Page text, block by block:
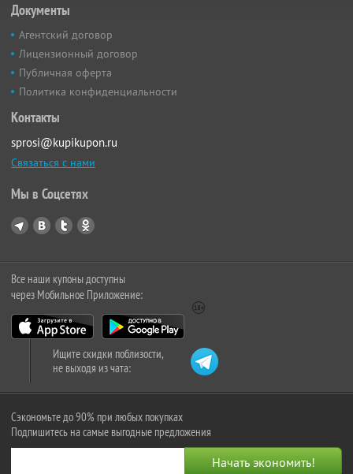
Документы
Агентский договор
Лицензионный договор
Публичная оферта
Политика конфиденциальности
Контакты
sprosi@kupikupon.ru
Связаться с нами
Мы в Соцсетях
Все наши купоны доступны
через Мобильное Приложение:
Ищите скидки поблизости,
не выходя из чата:
Сэкономьте до 90% при любых покупках
Подпишитесь на самые выгодные предложения